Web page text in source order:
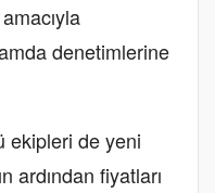
denetimlerine
ekipleri de yeni
ardından fiyatları